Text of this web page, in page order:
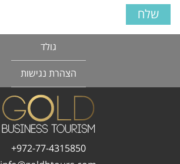
גולד
הצהרת נגישות
972-77-4315850+